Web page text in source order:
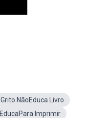
Grito NãoEduca Livro
Imprimir